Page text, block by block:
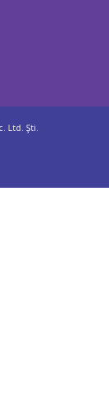
Ltd. Şti.